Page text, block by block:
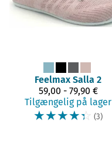
Feelmax Salla 2
59,00 - 79,90 €
Tilgængelig på lager
☆☆☆☆☆ (3)